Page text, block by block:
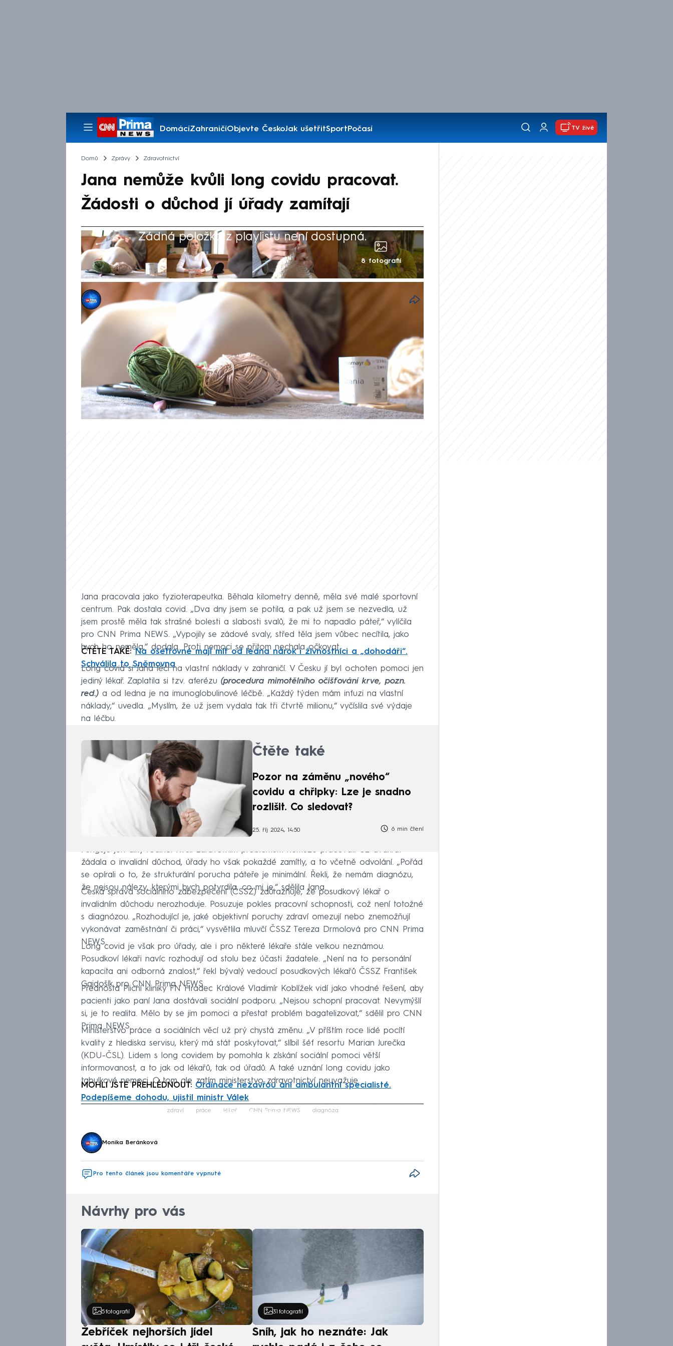
DomácíZahraničíObjevte ČeskoJak ušetřitSportPočasí
Pořady
TV živě
Domů Zprávy Zdravotnictví
Jana nemůže kvůli long covidu pracovat.
Žádosti o důchod jí úřady zamítají
Žádná položka z playlistu není dostupná.
8 fotografií
Monika Beránková
25. říj 2024, 22:52
Mnozí lidé se potýkají s dlouhodobými následky covidu. Nemoc jim
obrátila život naruby, stát na ně ale nepamatuje. Pacienti často
nemohou pracovat a neobejdou se bez pomoci rodiny a blízkých.
Nevydělávají, přesto si však musí platit minimální zálohy na odvody. Na
sociální pomoc od státu nedosáhnou, long covid totiž v Česku není
uznaná diagnóza. Posudkoví lékaři žadatele nevidí a zdravotní
neschopnost posuzují na základě doložených zpráv od lékařů.
Jana pracovala jako fyzioterapeutka. Běhala kilometry denně, měla své malé sportovní
centrum. Pak dostala covid. „Dva dny jsem se potila, a pak už jsem se nezvedla, už
jsem prostě měla tak strašné bolesti a slabosti svalů, že mi to napadlo páteř,“ vylíčila
pro CNN Prima NEWS. „Vypojily se zádové svaly, střed těla jsem vůbec necítila, jako
bych ho neměla,“ dodala. Proti nemoci se přitom nechala očkovat.
ČTĚTE TAKÉ:Na ošetřovné mají mít od ledna nárok i živnostníci a „dohodáři“.
Schválila to Sněmovna
Long covid si Jana léčí na vlastní náklady v zahraničí. V Česku jí byl ochoten pomoci jen
jediný lékař. Zaplatila si tzv. aferézu (procedura mimotělního očišťování krve, pozn.
red.) a od ledna je na imunoglobulinové léčbě. „Každý týden mám infuzi na vlastní
náklady,“ uvedla. „Myslím, že už jsem vydala tak tři čtvrtě milionu,“ vyčíslila své výdaje
na léčbu.
Čtěte také
Pozor na záměnu „nového“
covidu a chřipky: Lze je snadno
rozlišit. Co sledovat?
25. říj 2024, 14:50 6 min čtení
Funguje jen díky rodině. Kvůli zdravotním problémům nemůže pracovat. Už dvakrát
žádala o invalidní důchod, úřady ho však pokaždé zamítly, a to včetně odvolání. „Pořád
se opírali o to, že strukturální porucha páteře je minimální. Řekli, že nemám diagnózu,
že nejsou nálezy, kterými bych potvrdila, co mi je,“ sdělila Jana.
Česká správa sociálního zabezpečení (ČSSZ) zdůrazňuje, že posudkový lékař o
invalidním důchodu nerozhoduje. Posuzuje pokles pracovní schopnosti, což není totožné
s diagnózou. „Rozhodující je, jaké objektivní poruchy zdraví omezují nebo znemožňují
vykonávat zaměstnání či práci,“ vysvětlila mluvčí ČSSZ Tereza Drmolová pro CNN Prima
NEWS.
Long covid je však pro úřady, ale i pro některé lékaře stále velkou neznámou.
Posudkoví lékaři navíc rozhodují od stolu bez účasti žadatele. „Není na to personální
kapacita ani odborná znalost,“ řekl bývalý vedoucí posudkových lékařů ČSSZ František
Gajdošík pro CNN Prima NEWS.
Přednosta Plicní kliniky FN Hradec Králové Vladimír Koblížek vidí jako vhodné řešení, aby
pacienti jako paní Jana dostávali sociální podporu. „Nejsou schopní pracovat. Nevymýšlí
si, je to realita. Mělo by se jim pomoci a přestat problém bagatelizovat,“ sdělil pro CNN
Prima NEWS.
Ministerstvo práce a sociálních věcí už prý chystá změnu. „V příštím roce lidé pocítí
kvality z hlediska servisu, který má stát poskytovat,“ slíbil šéf resortu Marian Jurečka
(KDU-ČSL). Lidem s long covidem by pomohla k získání sociální pomoci větší
informovanost, a to jak od lékařů, tak od úřadů. A také uznání long covidu jako
tabulkové nemoci. O tom ale zatím ministerstvo zdravotnictví neuvažuje.
MOHLI JSTE PŘEHLÉDNOUT: Ordinace nezavřou ani ambulantní specialisté.
Podepíšeme dohodu, ujistil ministr Válek
Failed to fetch
zdraví práce lékař CNN Prima NEWS diagnóza
Monika Beránková
Pro tento článek jsou komentáře vypnuté
Návrhy pro vás
5 fotografií
Žebříček nejhorších jídel
31 fotografií
Sníh, jak ho neznáte: Jak